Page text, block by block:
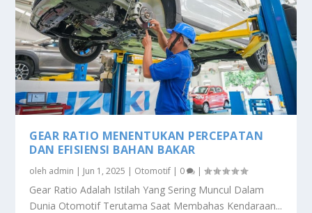
GEAR RATIO MENENTUKAN PERCEPATAN
DAN EFISIENSI BAHAN BAKAR
oleh admin | Jun 1, 2025 | Otomotif | 0 |
Gear Ratio Adalah Istilah Yang Sering Muncul Dalam
Dunia Otomotif Terutama Saat Membahas Kendaraan...